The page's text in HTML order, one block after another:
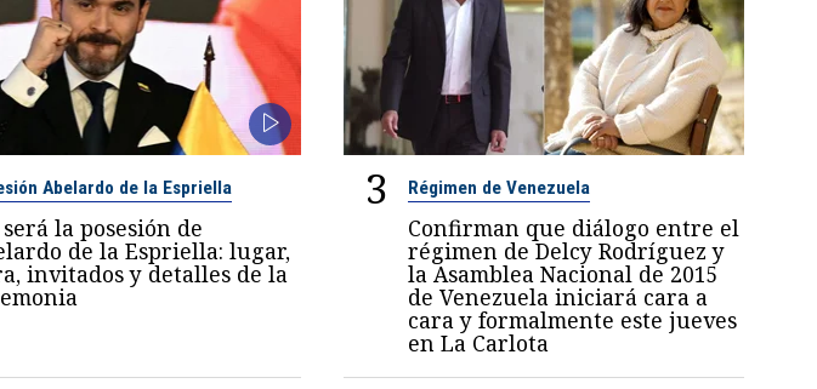
Abelardo de la Espriella
la posesión de
de la Espriella: lugar,
invitados y detalles de la
3 Régimen de Venezuela
Confirman que diálogo entre el
régimen de Delcy Rodríguez y
la Asamblea Nacional de 2015
de Venezuela iniciará cara a
cara y formalmente este jueves
en La Carlota